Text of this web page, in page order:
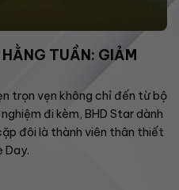
TUẦN: GIẢM
trọn vẹn không chỉ đến từ bộ
đi kèm, BHD Star dành
đôi là thành viên thân thiết
Day.